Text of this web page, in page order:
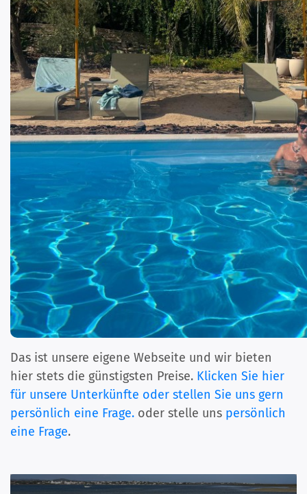
Das ist unsere eigene Webseite und wir bieten
hier stets die günstigsten Preise. Klicken Sie hier
für unsere Unterkünfte oder stellen Sie uns gern
persönlich eine Frage. oder stelle uns persönlich
eine Frage.